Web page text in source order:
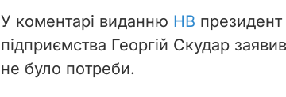
У коментарі виданню НВ президент
підприємства Георгій Скудар
не було потреби.